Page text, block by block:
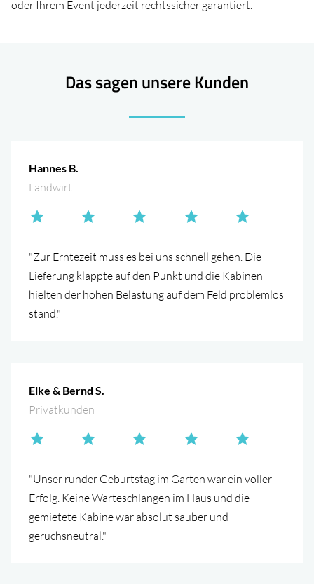
oder Ihrem Event jederzeit rechtssicher garantiert.
Das sagen unsere Kunden
Hannes B.
Landwirt
"Zur Erntezeit muss es bei uns schnell gehen. Die
Lieferung klappte auf den Punkt und die Kabinen
hielten der hohen Belastung auf dem Feld problemlos
stand."
Elke & Bernd S.
Privatkunden
"Unser runder Geburtstag im Garten war ein voller
Erfolg. Keine Warteschlangen im Haus und die
gemietete Kabine war absolut sauber und
geruchsneutral."